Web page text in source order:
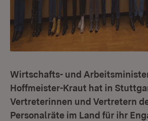
Wirtschafts- und
Hoffmeister-Kraut hat in
Vertreterinnen und Vertretern
Personalräte im Land für ihr